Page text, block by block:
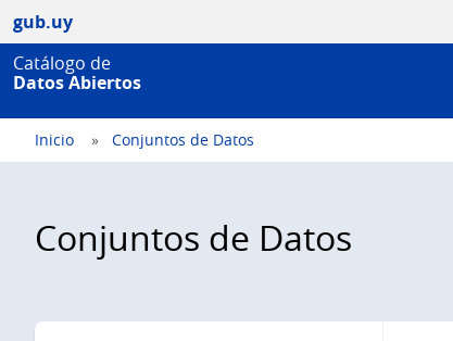
gub.uy
Catálogo de
Datos Abiertos
Inicio Conjuntos de Datos
Conjuntos de Datos